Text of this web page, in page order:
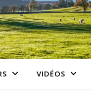
VIDÉOS